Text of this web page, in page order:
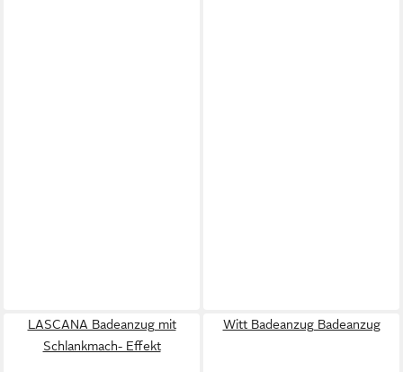
LASCANA Badeanzug mit
Schlankmach- Effekt
Witt Badeanzug Badeanzug